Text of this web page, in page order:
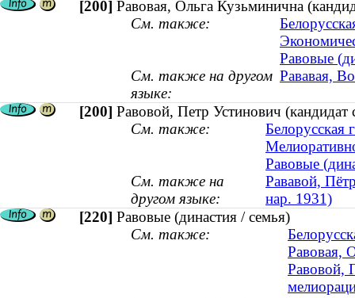
[200] Равовая, Ольга Кузьминична
См. также:
Равовые
См. также на другом
языке:
Рававая,
[200] Равовой, Петр Устинович (кандидат
См. также:
Белорусская
Равовые
См. также на
другом языке:
Рававой,
нар. 1931)
[220] Равовые (династия / семья)
См. также:
Равовая,
Равовой,